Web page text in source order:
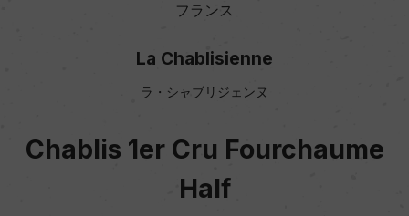
フランス
La Chablisienne
ラ・シャブリジェンヌ
Chablis 1er Cru Fourchaume
Half